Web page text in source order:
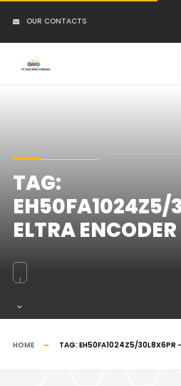
OUR CONTACTS
TAG:
EH50FA1024Z5/
ELTRA ENCODER
HOME TAG: EH50FA1024Z5/30L8X6PR –